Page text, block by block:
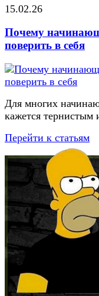
15.02.26
Почему
поверить в себя
Для многих
кажется
Перейти к статьям